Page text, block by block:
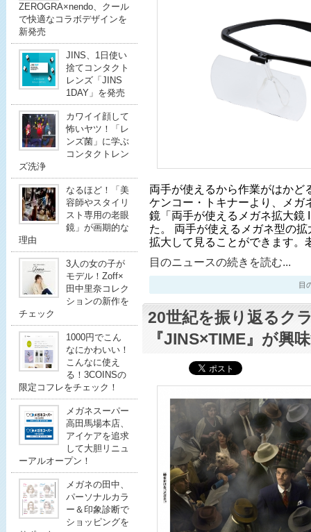
ZEROGRA×nendo、クール
で快適なコラボデザインを
新発売
JINS、1日使い
捨てコンタクト
レンズ「JINS
1DAY」を発売
カワイイ顔して
怖いヤツ！「レ
ンズ菌」に学ぶ
コンタクトレン
ズ洗浄
なるほど！「美
容師やスタイリ
スト専用の老眼
鏡」が画期的な
理由
3人の女の子が
モデル！Zoff×
田中里奈コレク
ションの新作を
チェック
1000円でこん
なにかわいい！
こんなに使え
る！3COINSの
限定コフレをチェック！
メガネスーパー
高田馬場本店、
アイケアを追求
して大胆リニュ
ーアルオープン！
メガネの田中、
パーソナルカラ
ー＆印象診断で
ショッピングを
両手が使えるから作業がはかど
ケンコー・トキナーより、メガ
鏡「両手が使えるメガネ拡大鏡
た。 両手が使えるメガネ型の
拡大して見ることができます
目のニュースの続きを読む...
目
20世紀を振り返るク
『JINS×TIME』が興